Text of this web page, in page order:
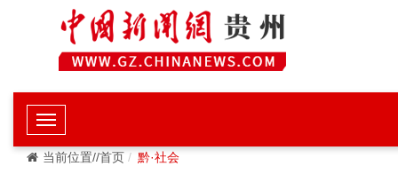
当前位置//首页 黔·社会